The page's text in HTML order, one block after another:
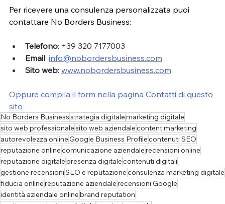
Per ricevere una consulenza personalizzata puoi
contattare No Borders Business:
Telefono: +39 320 7177003
Email: info@nobordersbusiness.com
Sito web: www.nobordersbusiness.com
Oppure compila il form nella pagina Contatti di questo
sito
No Borders Businessstrategia digitalemarketing digitale
sito web professionalesito web aziendalecontent marketing
autorevolezza onlineGoogle Business Profilecontenuti SEO
reputazione onlinecomunicazione aziendalerecensioni online
reputazione digitalepresenza digitalecontenuti digitali
gestione recensioniSEO e reputazioneconsulenza marketing digitale
fiducia onlinereputazione aziendalerecensioni Google
identità aziendale onlinebrand reputation